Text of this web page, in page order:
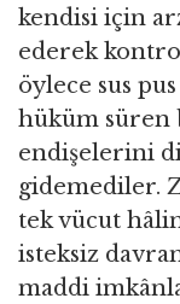
kendisi için
ederek
öylece sus
hüküm süren
endişelerini
gidemediler.
tek vücut
isteksiz
maddi